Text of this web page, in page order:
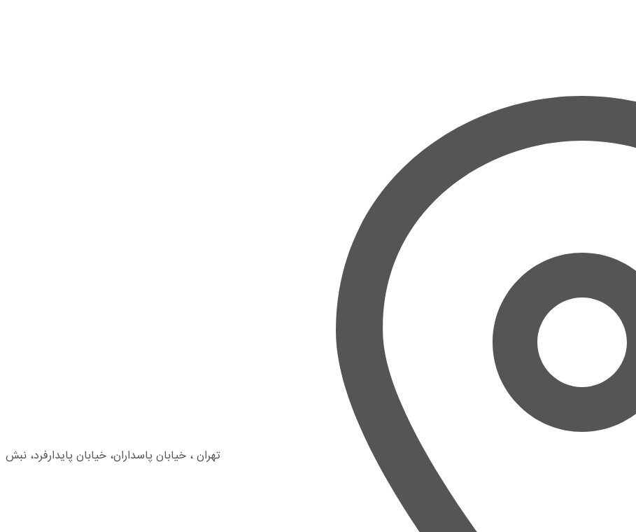
تهران ، خیابان پاسداران، خیابان پایدارفرد، نبش